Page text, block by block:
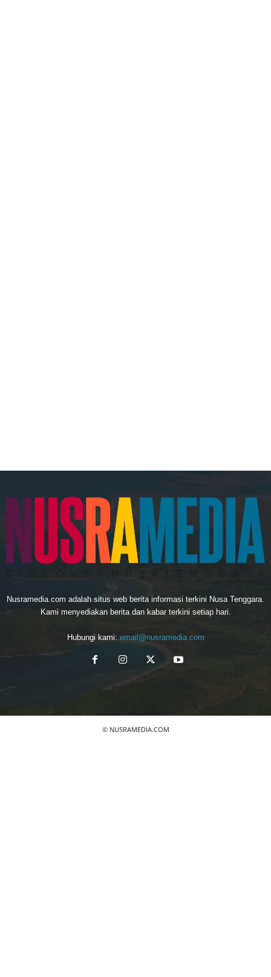
Nusramedia.com adalah situs web berita informasi terkini Nusa Tenggara.
Kami menyediakan berita dan kabar terkini setiap hari.
Hubungi kami: email@nusramedia.com
© NUSRAMEDIA.COM